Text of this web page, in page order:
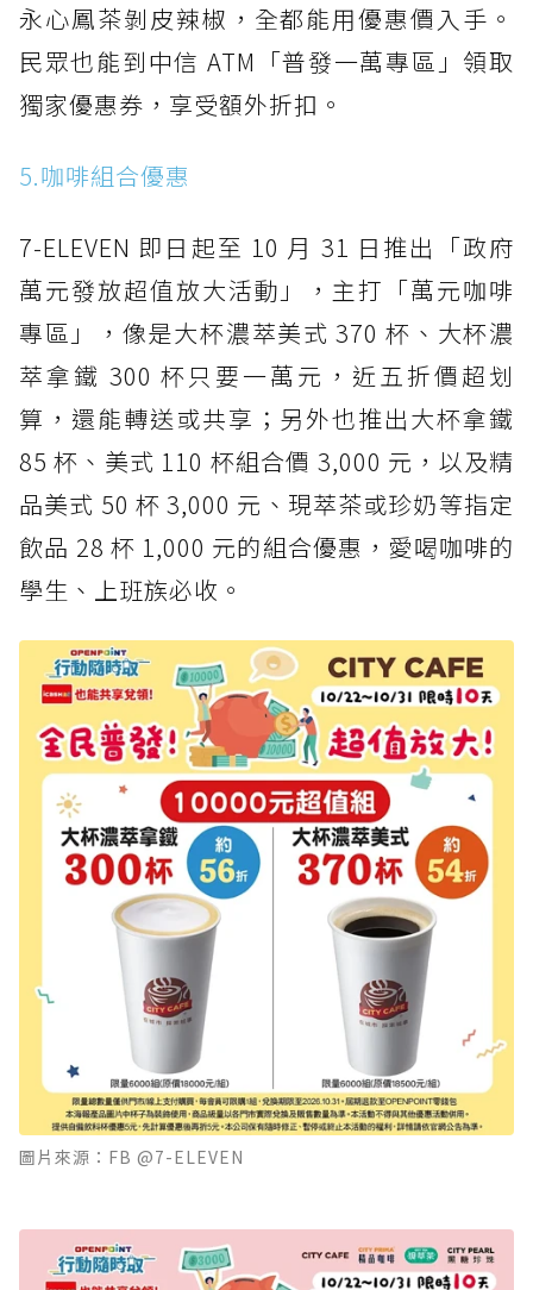
永心鳳茶剝皮辣椒，全都能用優惠價入手。
民眾也能到中信 ATM「普發一萬專區」領取
獨家優惠券，享受額外折扣。
5.咖啡組合優惠
7-ELEVEN 即日起至 10 月 31 日推出「政府
萬元發放超值放大活動」，主打「萬元咖啡
專區」，像是大杯濃萃美式 370 杯、大杯濃
萃拿鐵 300 杯只要一萬元，近五折價超划
算，還能轉送或共享；另外也推出大杯拿鐵
85 杯、美式 110 杯組合價 3,000 元，以及精
品美式 50 杯 3,000 元、現萃茶或珍奶等指定
飲品 28 杯 1,000 元的組合優惠，愛喝咖啡的
學生、上班族必收。
圖片來源：FB @7-ELEVEN